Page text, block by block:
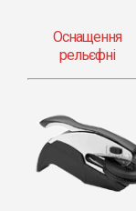
Оснащення
рельєфні